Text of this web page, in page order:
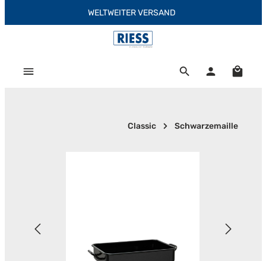
Zum Hauptinhalt springenWELTWEITER VERSAND
Classic Schwarzemaille